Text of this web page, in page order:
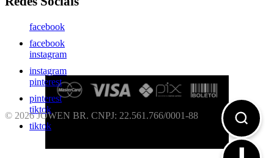
facebook
facebook
instagram
instagram
pinterest
pinterest
tiktok
tiktok
© 2026 JOWEN BR. CNPJ: 22.561.766/0001-88